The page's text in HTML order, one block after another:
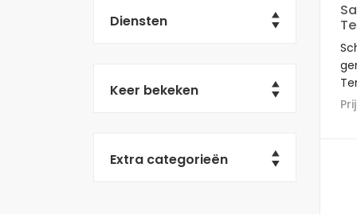
Diensten
Keer bekeken
Extra categorieën